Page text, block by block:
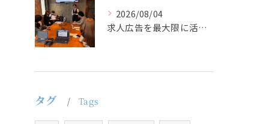
2026/08/04
求人広告を最大限に活用するためには、ターゲット設定の精度を高...
タグ Tags